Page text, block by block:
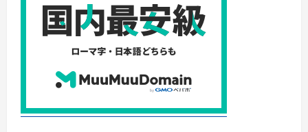
つ
い
て
さ
ら
に
む